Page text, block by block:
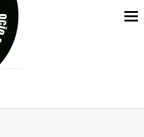
JUDÍAS EN #EXVITA
[BITÁCORA 3.0] EN EXVITA
EN EXVITA [RELATIVA
INTERPRETANDO A SERRAT